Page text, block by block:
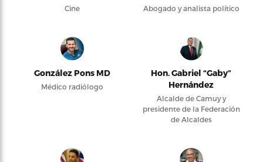
Cine Abogado y analista político
González Pons MD
Médico radiólogo
Hon. Gabriel “Gaby”
Hernández
Alcalde de Camuy y
presidente de la Federación
de Alcaldes